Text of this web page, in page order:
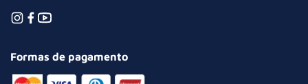
Formas de pagamento